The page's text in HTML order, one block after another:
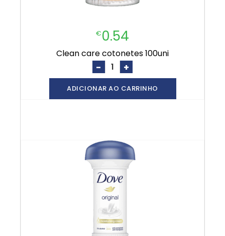
€0.54
clean care cotonetes 100uni
- +
ADICIONAR AO CARRINHO